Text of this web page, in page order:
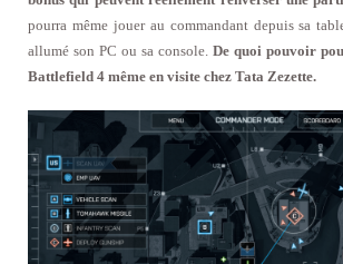
pourra même jouer au commandant depuis sa
allumé son PC ou sa console. De quoi pouvoir
Battlefield 4 même en visite chez Tata Zezette.